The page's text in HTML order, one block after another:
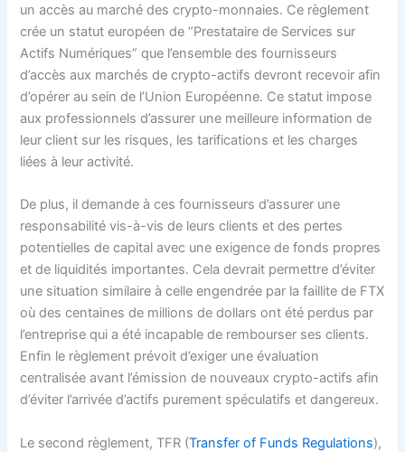
un accès au marché des crypto-monnaies. Ce règlement
crée un statut européen de “Prestataire de Services sur
Actifs Numériques” que l’ensemble des fournisseurs
d’accès aux marchés de crypto-actifs devront recevoir afin
d’opérer au sein de l’Union Européenne. Ce statut impose
aux professionnels d’assurer une meilleure information de
leur client sur les risques, les tarifications et les charges
liées à leur activité.
De plus, il demande à ces fournisseurs d’assurer une
responsabilité vis-à-vis de leurs clients et des pertes
potentielles de capital avec une exigence de fonds propres
et de liquidités importantes. Cela devrait permettre d’éviter
une situation similaire à celle engendrée par la faillite de FTX
où des centaines de millions de dollars ont été perdus par
l’entreprise qui a été incapable de rembourser ses clients.
Enfin le règlement prévoit d’exiger une évaluation
centralisée avant l’émission de nouveaux crypto-actifs afin
d’éviter l’arrivée d’actifs purement spéculatifs et dangereux.
Le second règlement, TFR (Transfer of Funds Regulations),